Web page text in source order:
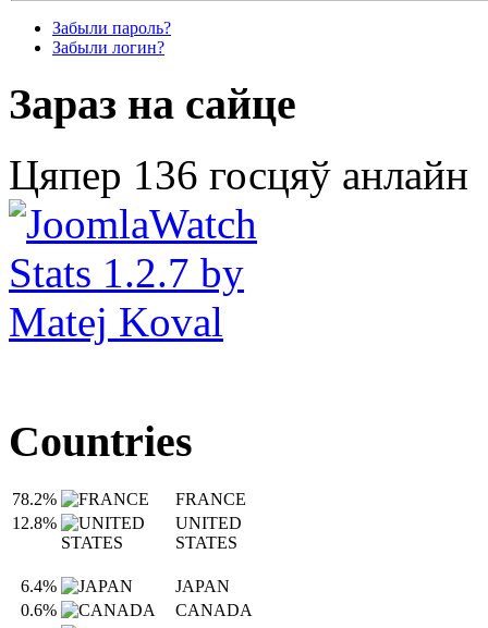
Забыли пароль?
Забыли логин?
Зараз на сайце
Цяпер 136 госцяў анлайн
Countries
78.2%
FRANCE
12.8%
UNITED
STATES
6.4%
JAPAN
0.6%
CANADA